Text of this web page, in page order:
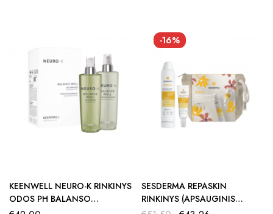
KEENWELL NEURO-K RINKINYS
ODOS PH BALANSO
-16%
SESDERMA REPASKIN
RINKINYS (APSAUGINIS